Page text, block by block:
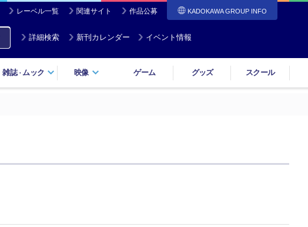
レーベル一覧 関連サイト 作品公募 KADOKAWA GROUP INFO
詳細検索 新刊カレンダー イベント情報
雑誌・ ムック 映像 ゲーム グッズ スクール